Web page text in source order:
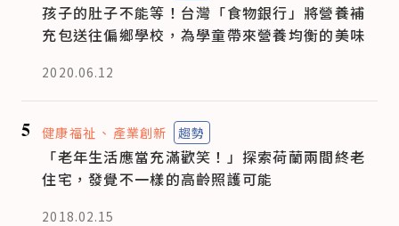
孩子的肚子不能等！台灣「食物銀行」將營養補
充包送往偏鄉學校，為學童帶來營養均衡的美味
2020.06.12
5 健康福祉 產業創新 趨勢
「老年生活應當充滿歡笑！」探索荷蘭兩間終老
住宅，發覺不一樣的高齡照護可能
2018.02.15